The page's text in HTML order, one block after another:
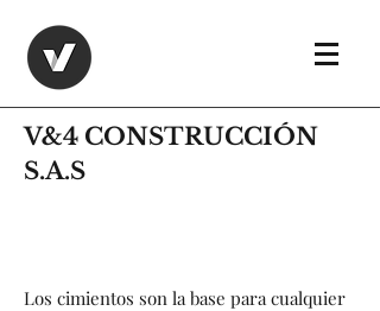
V&4 CONSTRUCCIÓN
S.A.S
Los cimientos son la base para cualquier